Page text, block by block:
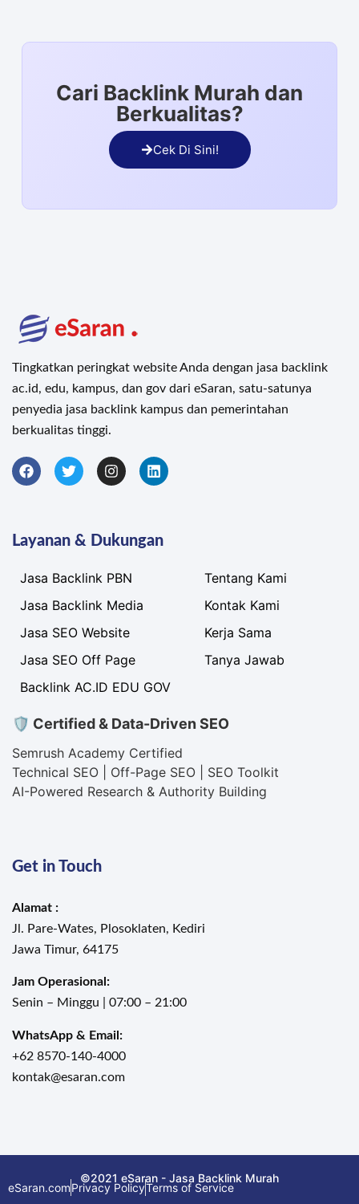
Cari Backlink Murah dan
Berkualitas?
Cek Di Sini!
Tingkatkan peringkat website Anda dengan jasa backlink
ac.id, edu, kampus, dan gov dari eSaran, satu-satunya
penyedia jasa backlink kampus dan pemerintahan
berkualitas tinggi.
Layanan & Dukungan
Jasa Backlink PBN
Jasa Backlink Media
Jasa SEO Website
Jasa SEO Off Page
Backlink AC.ID EDU GOV
Tentang Kami
Kontak Kami
Kerja Sama
Tanya Jawab
🛡 Certified & Data-Driven SEO
Semrush Academy Certified
Technical SEO | Off-Page SEO | SEO Toolkit
AI-Powered Research & Authority Building
Get in Touch
Alamat :
Jl. Pare-Wates, Plosoklaten, Kediri
Jawa Timur, 64175
Jam Operasional:
Senin – Minggu | 07:00 – 21:00
WhatsApp & Email:
+62 8570-140-4000
kontak@esaran.com
©2021 eSaran - Jasa Backlink Murah
eSaran.comPrivacy PolicyTerms of Service